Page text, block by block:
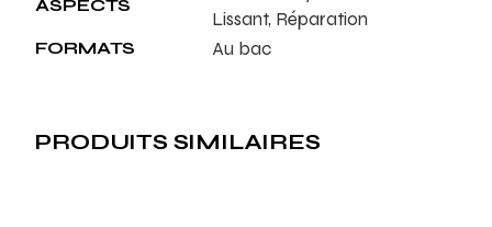
ASPECTS
Lissant, Réparation
FORMATS Au bac
PRODUITS SIMILAIRES